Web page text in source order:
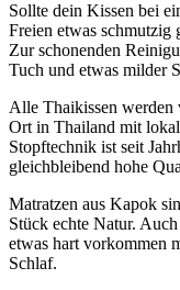
Sollte dein Kissen bei
Freien etwas schmutzig
Zur schonenden
Tuch und etwas milder
Alle Thaikissen werden
Ort in Thailand mit
Stopftechnik ist seit
gleichbleibend hohe
Matratzen aus Kapok
Stück echte Natur.
etwas hart vorkommen
Schlaf.